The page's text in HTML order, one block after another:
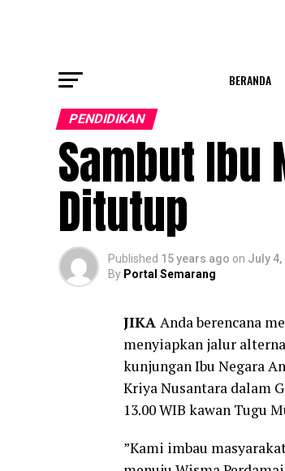
BERANDA
PENDIDIKAN
Sambut Ibu
Ditutup
Published 15 years ago on July 4,
By Portal Semarang
JIKA Anda berencana
menyiapkan jalur
kunjungan Ibu Negara
Kriya Nusantara dalam
13.00 WIB kawan Tugu
”Kami imbau